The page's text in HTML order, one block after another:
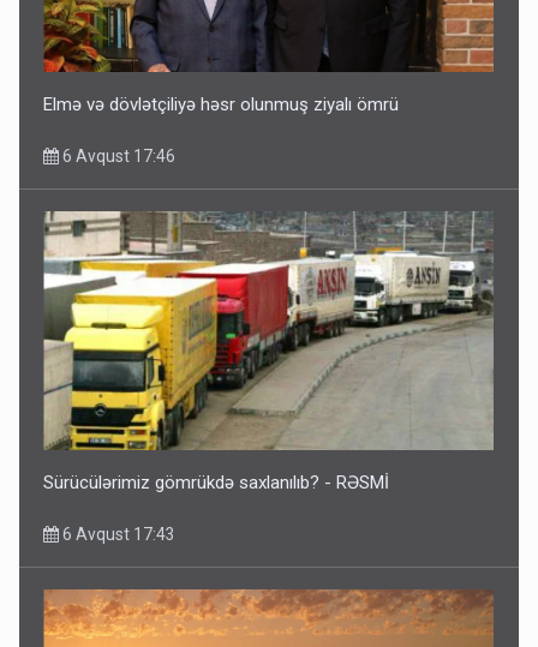
Elmə və dövlətçiliyə həsr olunmuş ziyalı ömrü
6 Avqust 17:46
Sürücülərimiz gömrükdə saxlanılıb? - RƏSMİ
6 Avqust 17:43